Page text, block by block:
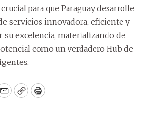
para que Paraguay desarrolle
servicios innovadora, eficiente y
su excelencia, materializando de
como un verdadero Hub de
EmailCopyPrint